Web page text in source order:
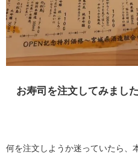
お寿司を注文してみました
何を注文しようか迷っていたら、